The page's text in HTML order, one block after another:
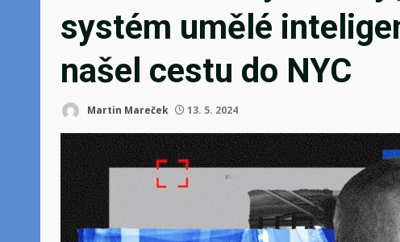
systém umělé
našel cestu do NYC
Martin Mareček 13. 5. 2024